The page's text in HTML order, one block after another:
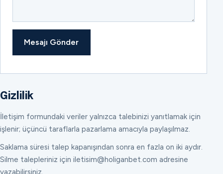
Mesajı Gönder
Gizlilik
İletişim formundaki veriler yalnızca talebinizi yanıtlamak için
işlenir; üçüncü taraflarla pazarlama amacıyla paylaşılmaz.
Saklama süresi talep kapanışından sonra en fazla on iki aydır.
Silme talepleriniz için iletisim@holiganbet.com adresine
yazabilirsiniz.